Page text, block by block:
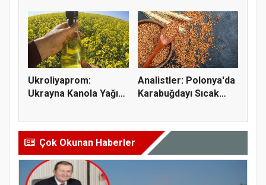
Ukroliyaprom:
Ukrayna Kanola Yağı
Analistler: Polonya'da
Karabuğdayı Sıcak
Çok Okunan Haberler